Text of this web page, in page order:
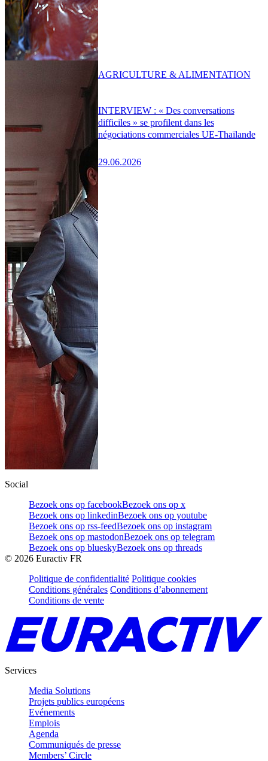
INTERVIEW : « Des conversations
difficiles » se profilent dans les
négociations commerciales UE-Thaïlande
29.06.2026
AGRICULTURE & ALIMENTATION
Social
Bezoek ons op facebookBezoek ons op x
Bezoek ons op linkedinBezoek ons op youtube
Bezoek ons op rss-feedBezoek ons op instagram
Bezoek ons op mastodonBezoek ons op telegram
Bezoek ons op blueskyBezoek ons op threads
© 2026 Euractiv FR
Politique de confidentialité Politique cookies
Conditions générales Conditions d’abonnement
Conditions de vente
Services
Media Solutions
Projets publics européens
Evénements
Emplois
Agenda
Communiqués de presse
Members’ Circle